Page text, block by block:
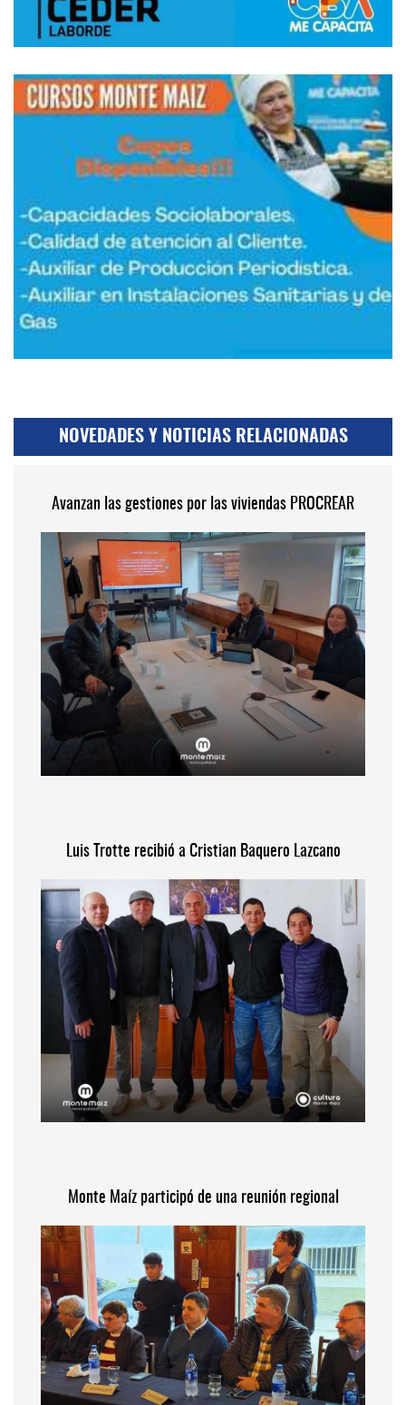
NOVEDADES Y NOTICIAS RELACIONADAS
Avanzan las gestiones por las viviendas PROCREAR
Luis Trotte recibió a Cristian Baquero Lazcano
Monte Maíz participó de una reunión regional